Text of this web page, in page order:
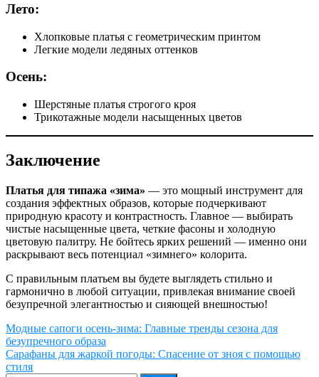
Лето:
Хлопковые платья с геометрическим принтом
Легкие модели ледяных оттенков
Осень:
Шерстяные платья строгого кроя
Трикотажные модели насыщенных цветов
Заключение
Платья для типажа «зима» — это мощный инструмент для
создания эффектных образов, которые подчеркивают
природную красоту и контрастность. Главное — выбирать
чистые насыщенные цвета, четкие фасоны и холодную
цветовую палитру. Не бойтесь ярких решений — именно они
раскрывают весь потенциал «зимнего» колорита.
С правильным платьем вы будете выглядеть стильно и
гармонично в любой ситуации, привлекая внимание своей
безупречной элегантностью и сияющей внешностью!
Навигация
по
записям
Модные сапоги осень-зима: Главные тренды сезона для
безупречного образа
Сарафаны для жаркой погоды: Спасение от зноя с помощью
стиля